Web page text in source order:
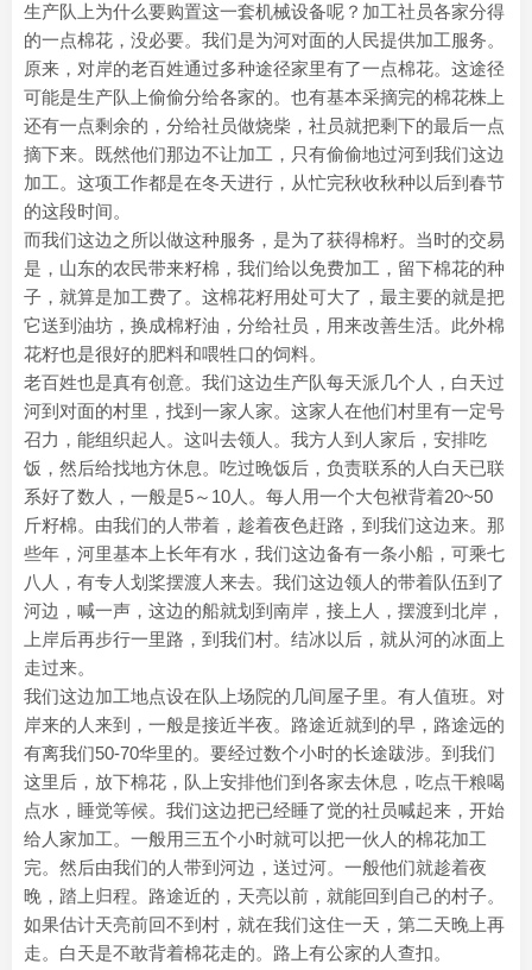
生产队上为什么要购置这一套机械设备呢？加工社员各家分得
的一点棉花，没必要。我们是为河对面的人民提供加工服务。
原来，对岸的老百姓通过多种途径家里有了一点棉花。这途径
可能是生产队上偷偷分给各家的。也有基本采摘完的棉花株上
还有一点剩余的，分给社员做烧柴，社员就把剩下的最后一点
摘下来。既然他们那边不让加工，只有偷偷地过河到我们这边
加工。这项工作都是在冬天进行，从忙完秋收秋种以后到春节
的这段时间。
而我们这边之所以做这种服务，是为了获得棉籽。当时的交易
是，山东的农民带来籽棉，我们给以免费加工，留下棉花的种
子，就算是加工费了。这棉花籽用处可大了，最主要的就是把
它送到油坊，换成棉籽油，分给社员，用来改善生活。此外棉
花籽也是很好的肥料和喂牲口的饲料。
老百姓也是真有创意。我们这边生产队每天派几个人，白天过
河到对面的村里，找到一家人家。这家人在他们村里有一定号
召力，能组织起人。这叫去领人。我方人到人家后，安排吃
饭，然后给找地方休息。吃过晚饭后，负责联系的人白天已联
系好了数人，一般是5～10人。每人用一个大包袱背着20~50
斤籽棉。由我们的人带着，趁着夜色赶路，到我们这边来。那
些年，河里基本上长年有水，我们这边备有一条小船，可乘七
八人，有专人划桨摆渡人来去。我们这边领人的带着队伍到了
河边，喊一声，这边的船就划到南岸，接上人，摆渡到北岸，
上岸后再步行一里路，到我们村。结冰以后，就从河的冰面上
走过来。
我们这边加工地点设在队上场院的几间屋子里。有人值班。对
岸来的人来到，一般是接近半夜。路途近就到的早，路途远的
有离我们50-70华里的。要经过数个小时的长途跋涉。到我们
这里后，放下棉花，队上安排他们到各家去休息，吃点干粮喝
点水，睡觉等候。我们这边把已经睡了觉的社员喊起来，开始
给人家加工。一般用三五个小时就可以把一伙人的棉花加工
完。然后由我们的人带到河边，送过河。一般他们就趁着夜
晚，踏上归程。路途近的，天亮以前，就能回到自己的村子。
如果估计天亮前回不到村，就在我们这住一天，第二天晚上再
走。白天是不敢背着棉花走的。路上有公家的人查扣。